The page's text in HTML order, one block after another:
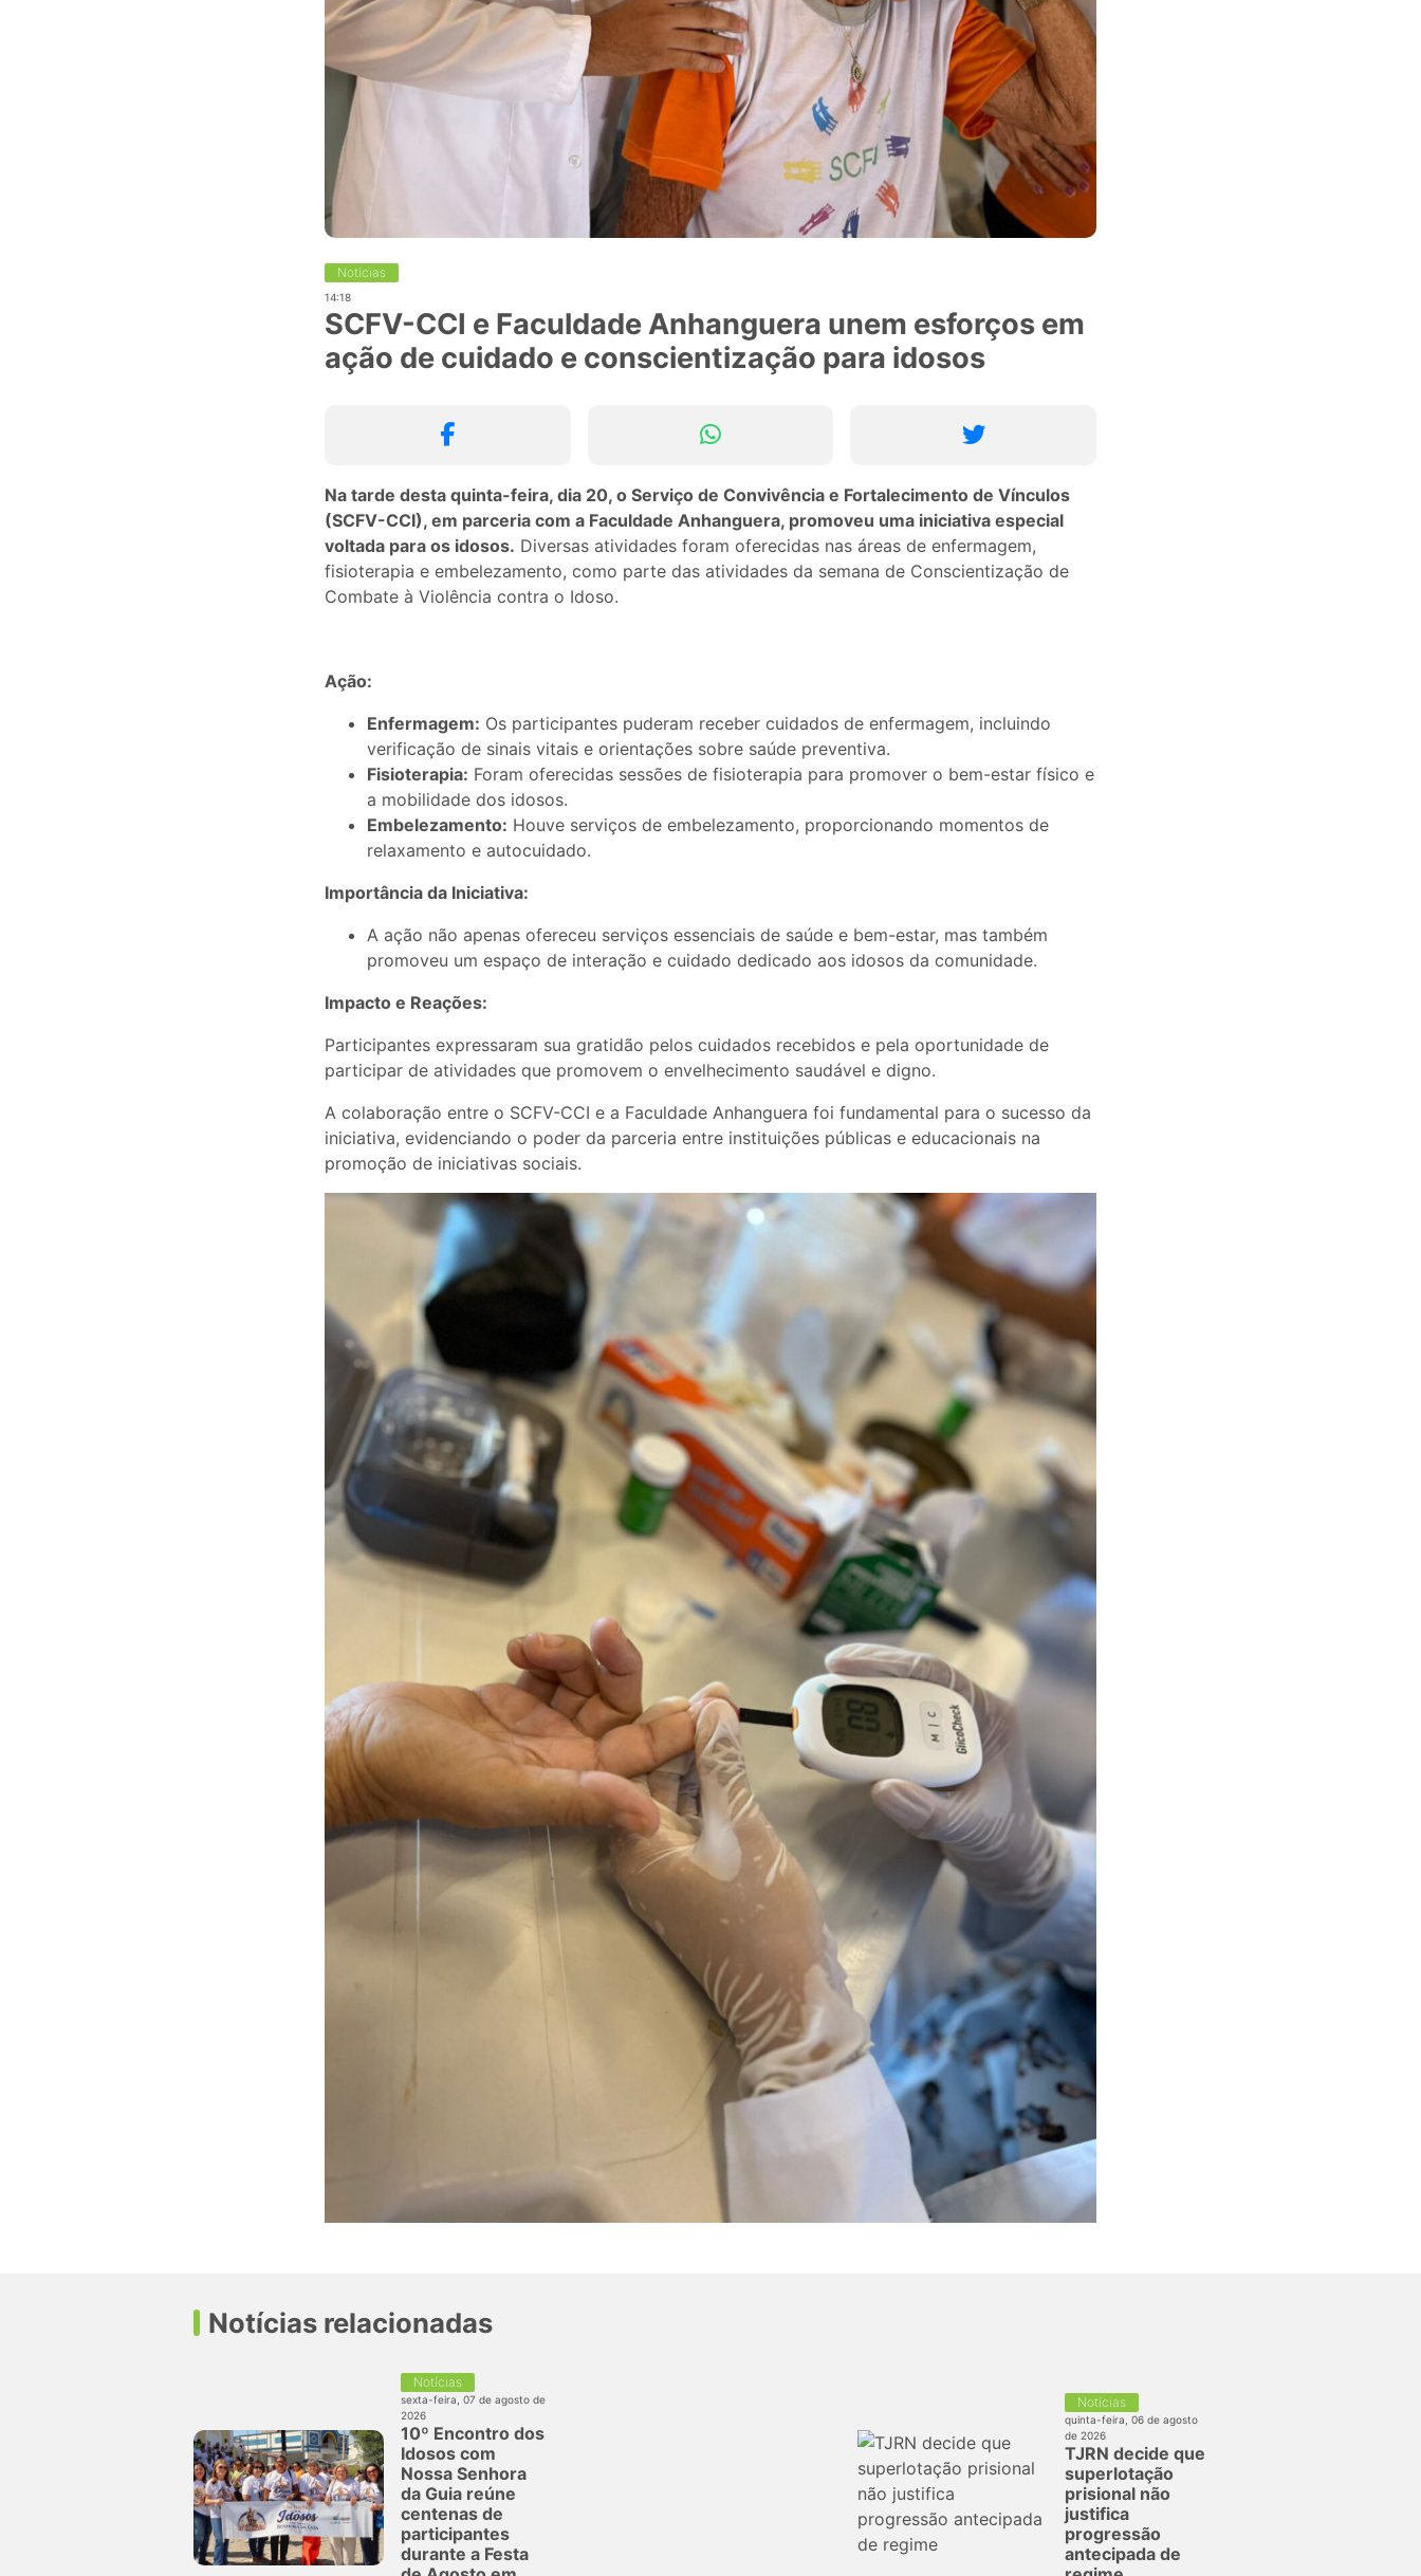
Notícias
14:18
SCFV-CCI e Faculdade Anhanguera unem esforços em
ação de cuidado e conscientização para idosos
Na tarde desta quinta-feira, dia 20, o Serviço de Convivência e Fortalecimento de Vínculos
(SCFV-CCI), em parceria com a Faculdade Anhanguera, promoveu uma iniciativa especial
voltada para os idosos. Diversas atividades foram oferecidas nas áreas de enfermagem,
fisioterapia e embelezamento, como parte das atividades da semana de Conscientização de
Combate à Violência contra o Idoso.
Ação:
Enfermagem: Os participantes puderam receber cuidados de enfermagem, incluindo
verificação de sinais vitais e orientações sobre saúde preventiva.
Fisioterapia: Foram oferecidas sessões de fisioterapia para promover o bem-estar físico e
a mobilidade dos idosos.
Embelezamento: Houve serviços de embelezamento, proporcionando momentos de
relaxamento e autocuidado.
Importância da Iniciativa:
A ação não apenas ofereceu serviços essenciais de saúde e bem-estar, mas também
promoveu um espaço de interação e cuidado dedicado aos idosos da comunidade.
Impacto e Reações:
Participantes expressaram sua gratidão pelos cuidados recebidos e pela oportunidade de
participar de atividades que promovem o envelhecimento saudável e digno.
A colaboração entre o SCFV-CCI e a Faculdade Anhanguera foi fundamental para o sucesso da
iniciativa, evidenciando o poder da parceria entre instituições públicas e educacionais na
promoção de iniciativas sociais.
Notícias relacionadas
Notícias
sexta-feira, 07 de agosto de
2026
10º Encontro dos
Idosos com
Nossa Senhora
da Guia reúne
centenas de
participantes
durante a Festa
Notícias
quinta-feira, 06 de agosto
de 2026
TJRN decide que
superlotação
prisional não
justifica
progressão
antecipada de